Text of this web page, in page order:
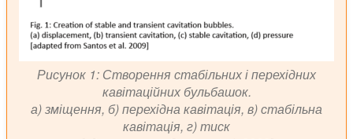
Рисунок 1: Створення стабільних і перехідних
кавітаційних бульбашок.
а) зміщення, б) перехідна кавітація, в) стабільна
кавітація, г) тиск